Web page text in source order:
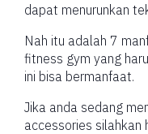
dapat menurunkan
Nah itu adalah 7
fitness gym yang
ini bisa bermanfaat.
Jika anda sedang
accessories silahkan